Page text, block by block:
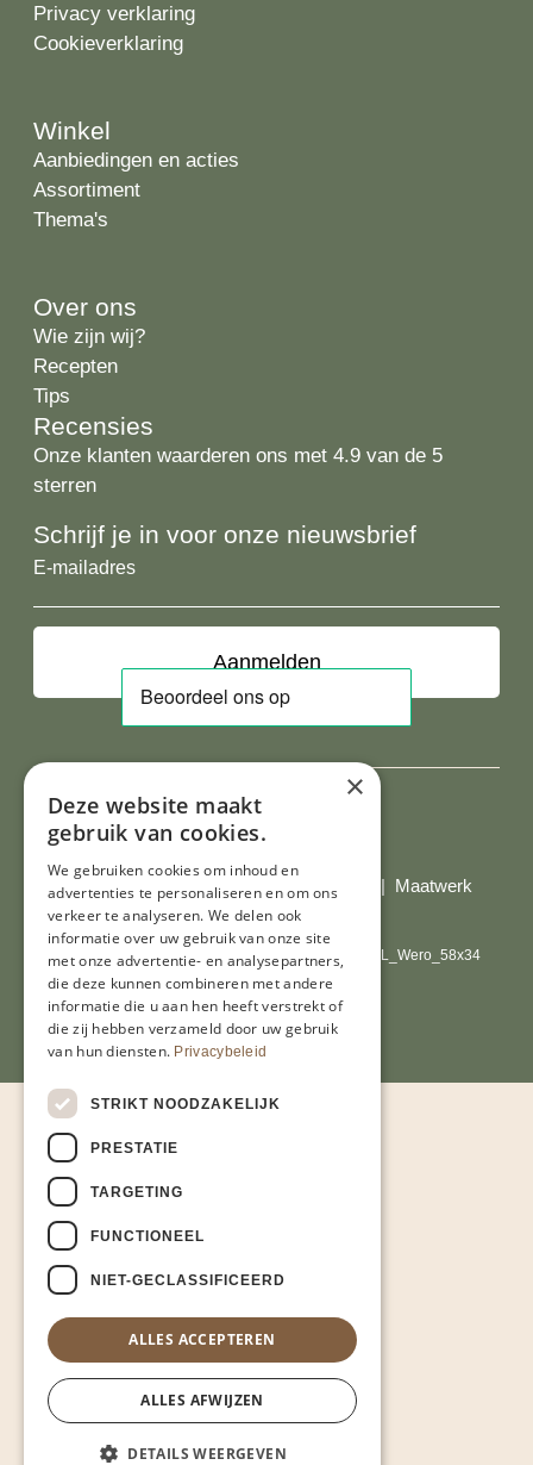
Privacy verklaring
Cookieverklaring
Winkel
Aanbiedingen en acties
Assortiment
Thema's
Over ons
Wie zijn wij?
Recepten
Tips
Recensies
Onze klanten waarderen ons met 4.9 van de 5
sterren
Schrijf je in voor onze nieuwsbrief
E-
Al onze prijzen zijn incl. BTW
© Copyright 2026 Limburgs Bakwinkeltje | Maatwerk
website webmix
×
Deze website maakt
gebruik van cookies.
We gebruiken cookies om inhoud en
advertenties te personaliseren en om ons
verkeer te analyseren. We delen ook
informatie over uw gebruik van onze site
met onze advertentie- en analysepartners,
die deze kunnen combineren met andere
informatie die u aan hen heeft verstrekt of
die zij hebben verzameld door uw gebruik
van hun diensten. Privacybeleid
STRIKT NOODZAKELIJK
PRESTATIE
TARGETING
FUNCTIONEEL
NIET-GECLASSIFICEERD
ALLES ACCEPTEREN
ALLES AFWIJZEN
DETAILS WEERGEVEN